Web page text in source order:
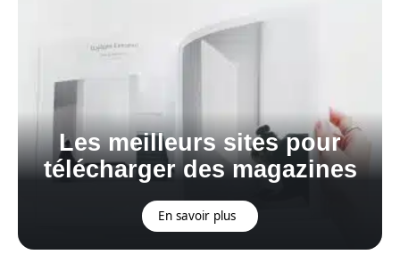
Les meilleurs sites pour
télécharger des magazines
En savoir plus